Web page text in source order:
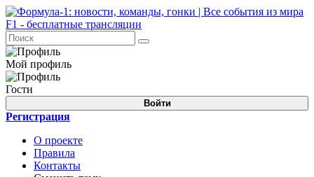
Мой профиль
Гости
Войти
Регистрация
О проекте
Правила
Контакты